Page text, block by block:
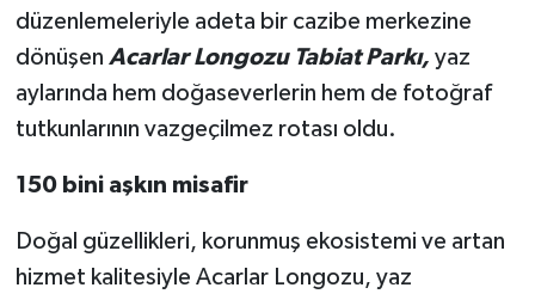
düzenlemeleriyle adeta bir cazibe merkezine
dönüşen Acarlar Longozu Tabiat Parkı, yaz
aylarında hem doğaseverlerin hem de fotoğraf
tutkunlarının vazgeçilmez rotası oldu.
150 bini aşkın misafir
Doğal güzellikleri, korunmuş ekosistemi ve artan
hizmet kalitesiyle Acarlar Longozu, yaz